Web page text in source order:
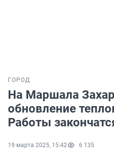
ГОРОД
На Маршала
обновление
Работы
19 марта 2025, 15:42 6 135